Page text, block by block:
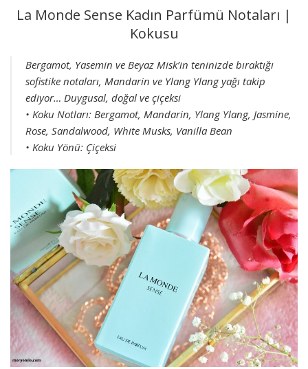
La Monde Sense Kadın Parfümü Notaları |
Kokusu
Bergamot, Yasemin ve Beyaz Misk’in teninizde bıraktığı
sofistike notaları, Mandarin ve Ylang Ylang yağı takip
ediyor… Duygusal, doğal ve çiçeksi
• Koku Notları: Bergamot, Mandarin, Ylang Ylang, Jasmine,
Rose, Sandalwood, White Musks, Vanilla Bean
• Koku Yönü: Çiçeksi